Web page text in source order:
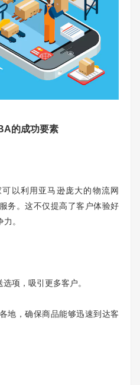
的成功要素
以利用亚马逊庞大的物流网
务。这不仅提高了客户体验好
。
项，吸引更多客户。
，确保商品能够迅速到达客